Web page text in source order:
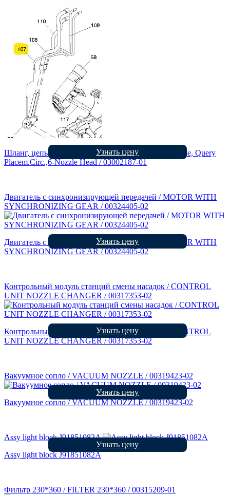
Шланг, цепь установки 6ти сегментная голова / Hose, Query
Placem.Circ.,6-Nozzle Head / 03002187-01
Узнать цену
Двигатель с синхронизирующей передачей / MOTOR WITH
SYNCHRONIZING GEAR / 00324405-02
Двигатель с синхронизирующей передачей / MOTOR WITH
SYNCHRONIZING GEAR / 00324405-02
Узнать цену
Контрольный модуль станций смены насадок / CONTROL
UNIT NOZZLE CHANGER / 00317353-02
Контрольный модуль станций смены насадок / CONTROL
UNIT NOZZLE CHANGER / 00317353-02
Узнать цену
Вакуумное сопло / VACUUM NOZZLE / 00319423-02
Вакуумное сопло / VACUUM NOZZLE / 00319423-02
Узнать цену
Assy light block J91851082A
Assy light block J91851082A
Узнать цену
Фильтр 230*360 / FILTER 230*360 / 00315209-01